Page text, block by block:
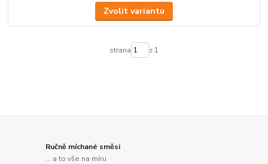
Zvolit variantu
strana z 1
Ručně míchané směsi
... a to vše na míru